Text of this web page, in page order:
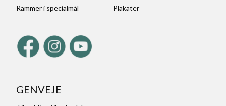
Rammer i specialmål
Plakater
GENVEJE